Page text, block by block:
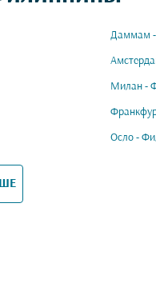
Даммам
Милан -
Осло -